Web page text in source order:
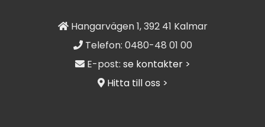
Hangarvägen 1, 392 41 Kalmar
Telefon: 0480-48 01 00
E-post: se kontakter >
Hitta till oss >